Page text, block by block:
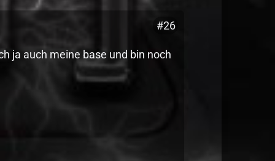
#26
ja auch meine base und bin noch